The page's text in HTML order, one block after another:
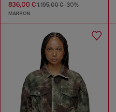
836,00 € 1.195,00 €-30%
MARRON